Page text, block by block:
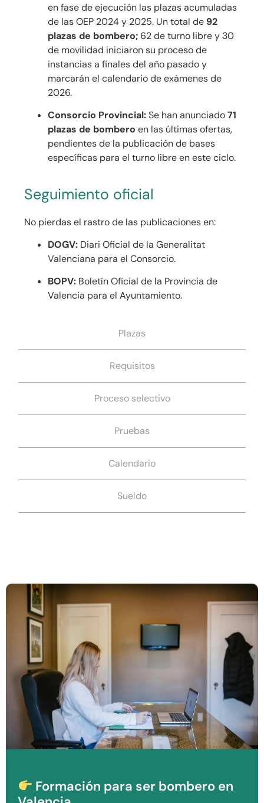
Plazas
Requisitos
Proceso selectivo
Pruebas
Calendario
Sueldo
en fase de ejecución las plazas acumuladas
de las OEP 2024 y 2025. Un total de 92
plazas de bombero; 62 de turno libre y 30
de movilidad iniciaron su proceso de
instancias a finales del año pasado y
marcarán el calendario de exámenes de
2026.
Consorcio Provincial:Se han anunciado71
plazas de bombero en las últimas ofertas,
pendientes de la publicación de bases
específicas para el turno libre en este ciclo.
Seguimiento oficial
No pierdas el rastro de las publicaciones en:
DOGV: Diari Oficial de la Generalitat
Valenciana para el Consorcio.
BOPV: Boletín Oficial de la Provincia de
Valencia para el Ayuntamiento.
Formación para ser bombero en